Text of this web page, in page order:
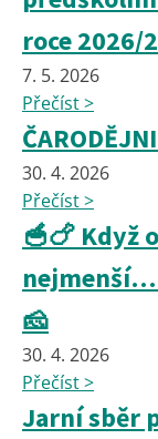
roce 2026/
7. 5. 2026
Přečíst >
30. 4. 2026
Přečíst >
🥣🍗 Když
nejmenší…
🧀
30. 4. 2026
Přečíst >
Jarní sběr